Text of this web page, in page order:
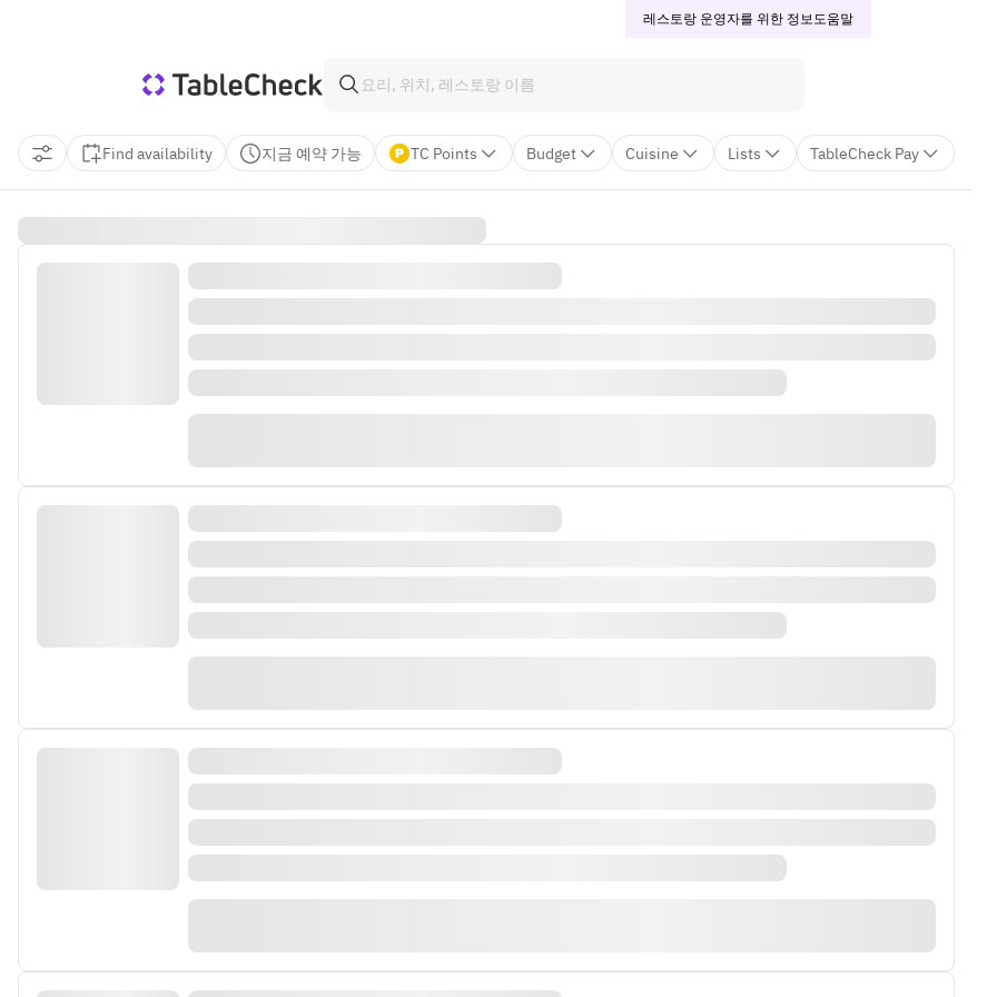
레스토랑 운영자를 위한 정보도움말
Find availability 지금 예약 가능 TC Points Budget Cuisine Lists TableCheck Pay